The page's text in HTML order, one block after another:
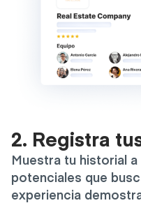
2. Registra
Muestra tu historial
potenciales que
experiencia